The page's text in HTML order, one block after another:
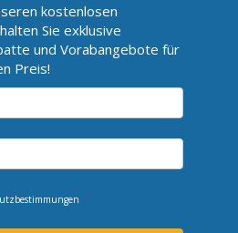
kostenlosen
Sie exklusive
und Vorabangebote für
Preis!